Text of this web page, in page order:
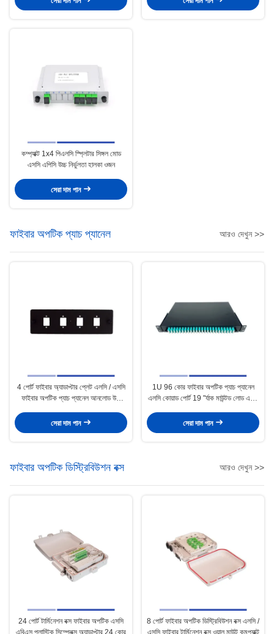
কম্প্যাক্ট 1x4 পিএলসি স্প্লিটার সিঙ্গল মোড
এসসি এপিসি উচ্চ নির্ভুলতা হালকা ওজন
সেরা দাম পান
ফাইবার অপটিক প্যাচ প্যানেল আরও দেখুন >>
4 পোর্ট ফাইবার অ্যাডাপ্টার প্লেট এলসি / এসসি
ফাইবার অপটিক প্যাচ প্যানেল আনলোড উচ্চ
সেরা দাম পান
1U 96 কোর ফাইবার অপটিক প্যাচ প্যানেল
এলসি কোয়াড পোর্ট 19 "র্যাক মাউন্টড লোড এলসি
সেরা দাম পান
ফাইবার অপটিক ডিস্ট্রিবিউশন বক্স আরও দেখুন >>
24 পোর্ট টার্মিনেশন বক্স ফাইবার অপটিক এসসি
এবিএস প্লাস্টিক সিম্প্লেক্স অ্যাডাপ্টার 24 কোর
8 পোর্ট ফাইবার অপটিক ডিস্ট্রিবিউশন বক্স এলসি /
এসসি ফাইবার টার্মিনেশন বক্স ওয়াল মাউন্ট কমপ্যাক্ট